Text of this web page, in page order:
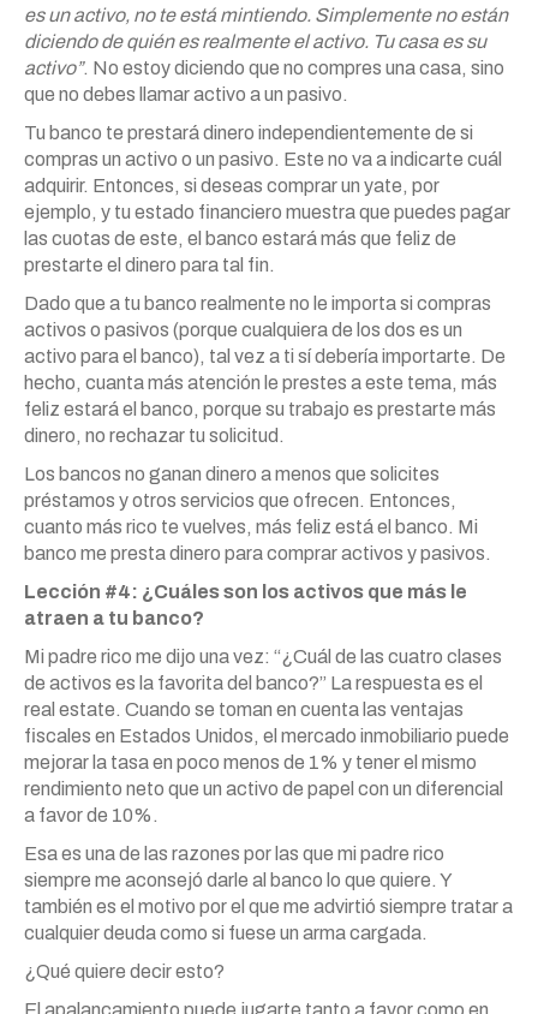
es un activo, no te está mintiendo. Simplemente no están
diciendo de quién es realmente el activo. Tu casa es su
activo”. No estoy diciendo que no compres una casa, sino
que no debes llamar activo a un pasivo.
Tu banco te prestará dinero independientemente de si
compras un activo o un pasivo. Este no va a indicarte cuál
adquirir. Entonces, si deseas comprar un yate, por
ejemplo, y tu estado financiero muestra que puedes pagar
las cuotas de este, el banco estará más que feliz de
prestarte el dinero para tal fin.
Dado que a tu banco realmente no le importa si compras
activos o pasivos (porque cualquiera de los dos es un
activo para el banco), tal vez a ti sí debería importarte. De
hecho, cuanta más atención le prestes a este tema, más
feliz estará el banco, porque su trabajo es prestarte más
dinero, no rechazar tu solicitud.
Los bancos no ganan dinero a menos que solicites
préstamos y otros servicios que ofrecen. Entonces,
cuanto más rico te vuelves, más feliz está el banco. Mi
banco me presta dinero para comprar activos y pasivos.
Lección #4: ¿Cuáles son los activos que más le
atraen a tu banco?
Mi padre rico me dijo una vez: “¿Cuál de las cuatro clases
de activos es la favorita del banco?” La respuesta es el
real estate. Cuando se toman en cuenta las ventajas
fiscales en Estados Unidos, el mercado inmobiliario puede
mejorar la tasa en poco menos de 1% y tener el mismo
rendimiento neto que un activo de papel con un diferencial
a favor de 10%.
Esa es una de las razones por las que mi padre rico
siempre me aconsejó darle al banco lo que quiere. Y
también es el motivo por el que me advirtió siempre tratar a
cualquier deudacomo si fuese un arma cargada.
¿Qué quiere decir esto?
El apalancamiento puede jugarte tanto a favorcomo en